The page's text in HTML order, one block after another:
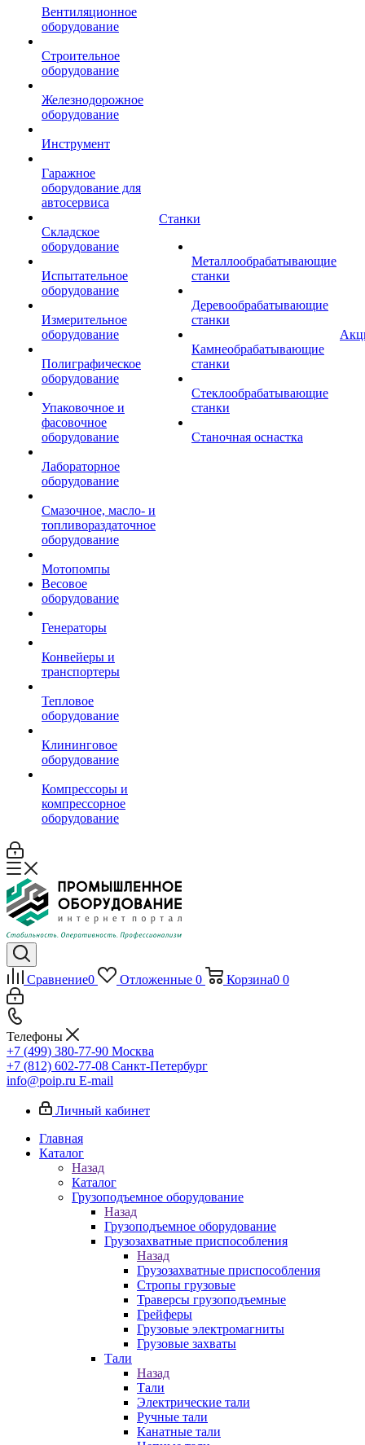
Вентиляционное
оборудование
Строительное
оборудование
Железнодорожное
оборудование
Инструмент
Гаражное
оборудование для
автосервиса
Складское
оборудование
Испытательное
оборудование
Измерительное
оборудование
Полиграфическое
оборудование
Упаковочное и
фасовочное
оборудование
Лабораторное
оборудование
Смазочное, масло- и
топливораздаточное
оборудование
Мотопомпы
Весовое
оборудование
Генераторы
Конвейеры и
транспортеры
Тепловое
оборудование
Клининговое
оборудование
Компрессоры и
компрессорное
оборудование
Станки
Металлообрабатывающие
станки
Деревообрабатывающие
станки
Камнеобрабатывающие
станки
Стеклообрабатывающие
станки
Станочная оснастка
Сравнение0 Отложенные 0 Корзина0 0
Телефоны
+7 (499) 380-77-90 Москва
+7 (812) 602-77-08 Санкт-Петербург
info@poip.ru E-mail
Личный кабинет
Главная
Каталог
Назад
Каталог
Грузоподъемное оборудование
Назад
Грузоподъемное оборудование
Грузозахватные приспособления
Назад
Грузозахватные приспособления
Стропы грузовые
Траверсы грузоподъемные
Грейферы
Грузовые электромагниты
Грузовые захваты
Тали
Назад
Тали
Электрические тали
Ручные тали
Канатные тали